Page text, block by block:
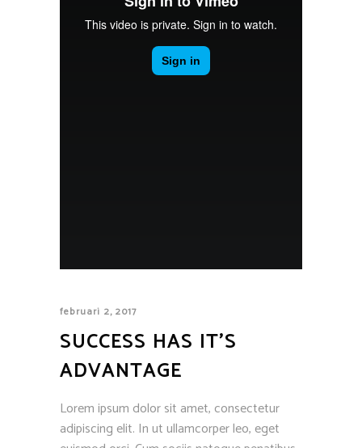
februari 2, 2017
SUCCESS HAS IT’S
ADVANTAGE
Lorem ipsum dolor sit amet, consectetur
adipiscing elit. In ut ullamcorper leo, eget